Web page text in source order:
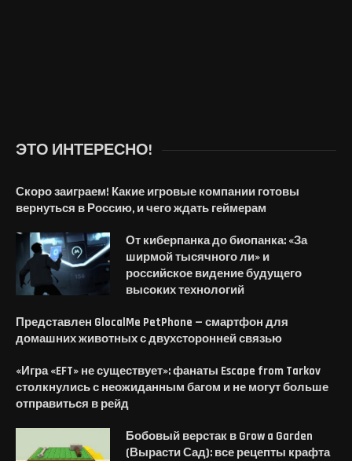
ЭТО ИНТЕРЕСНО!
Скоро заиграем! Какие игровые компании готовы
вернуться в Россию, и чего ждать геймерам
От киберпанка до биопанка: «‎За
ширмой тысячного ли» и
российское видение будущего
высоких технологий
Представлен GlocalMe PetPhone — смартфон для
домашних животных с двухсторонней связью
«Игра «EFT» не существует»: фанаты Escape from Tarkov
столкнулись с неожиданным багом и не могут больше
отправиться в рейд
Бобовый верстак в Grow a Garden
(Вырасти Сад): все рецепты крафта